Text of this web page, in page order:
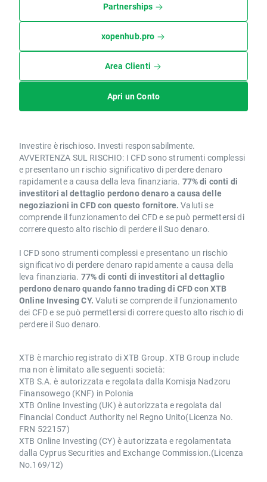
Partnerships
xopenhub.pro
Area Clienti
Apri un Conto
Investire è rischioso. Investi responsabilmente.
AVVERTENZA SUL RISCHIO: I CFD sono strumenti complessi
e presentano un rischio significativo di perdere denaro
rapidamente a causa della leva finanziaria. 77% di conti di
investitori al dettaglio perdono denaro a causa delle
negoziazioni in CFD con questo fornitore. Valuti se
comprende il funzionamento dei CFD e se può permettersi di
correre questo alto rischio di perdere il Suo denaro.
I CFD sono strumenti complessi e presentano un rischio
significativo di perdere denaro rapidamente a causa della
leva finanziaria. 77% di conti di investitori al dettaglio
perdono denaro quando fanno trading di CFD con XTB
Online Invesing CY. Valuti se comprende il funzionamento
dei CFD e se può permettersi di correre questo alto rischio di
perdere il Suo denaro.
XTB è marchio registrato di XTB Group. XTB Group include
ma non è limitato alle seguenti società:
XTB S.A. è autorizzata e regolata dalla Komisja Nadzoru
Finansowego (KNF) in Polonia
XTB Online Investing (UK) è autorizzata e regolata dal
Financial Conduct Authority nel Regno Unito(Licenza No.
FRN 522157)
XTB Online Investing (CY) è autorizzata e regolamentata
dalla Cyprus Securities and Exchange Commission.(Licenza
No.169/12)